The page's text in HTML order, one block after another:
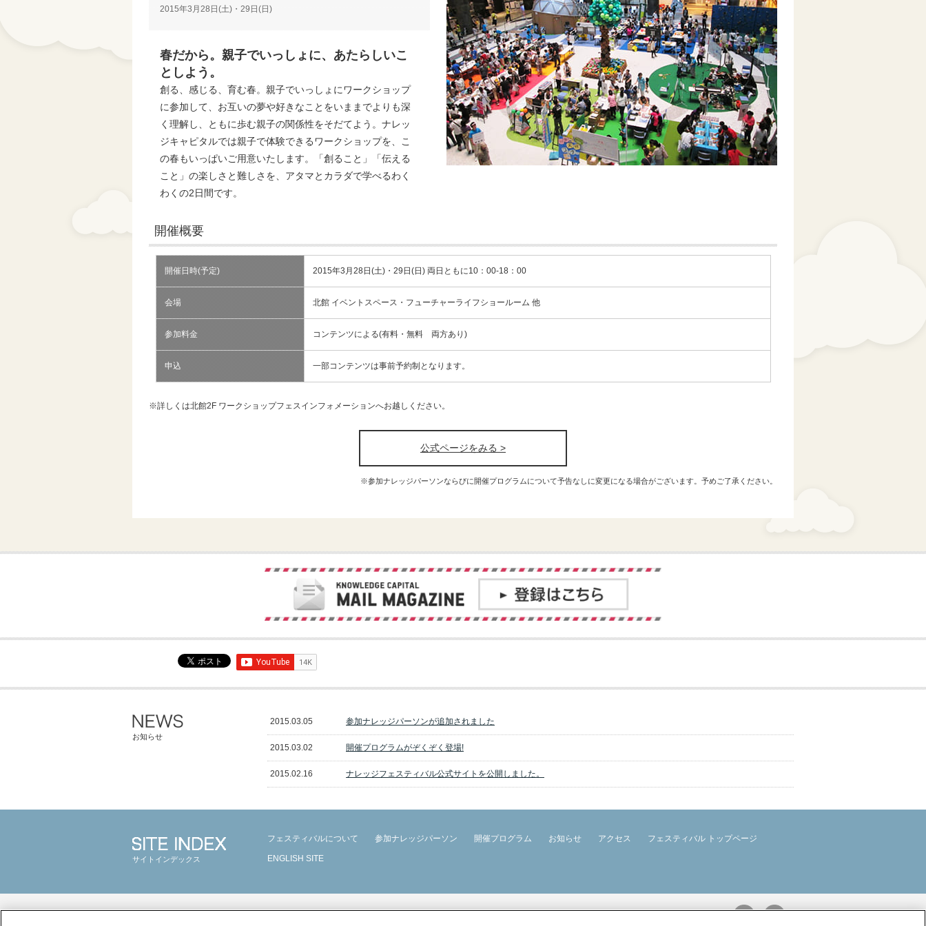
2015年3月28日(土)・29日(日)
春だから。親子でいっしょに、あたらしいこ
としよう。
創る、感じる、育む春。親子でいっしょにワークショップ
に参加して、お互いの夢や好きなことをいままでよりも深
く理解し、ともに歩む親子の関係性をそだてよう。ナレッ
ジキャピタルでは親子で体験できるワークショップを、こ
の春もいっぱいご用意いたします。「創ること」「伝える
こと」の楽しさと難しさを、アタマとカラダで学べるわく
わくの2日間です。
開催概要
開催日時(予定) 2015年3月28日(土)・29日(日) 両日ともに10：00-18：00
会場 北館 イベントスペース・フューチャーライフショールーム 他
参加料金 コンテンツによる(有料・無料 両方あり)
申込 一部コンテンツは事前予約制となります。
※詳しくは北館2F ワークショップフェスインフォメーションへお越しください。
公式ページをみる >
※参加ナレッジパーソンならびに開催プログラムについて予告なしに変更になる場合がございます。予めご了承ください。
お知らせ
2015.03.05 参加ナレッジパーソンが追加されました
2015.03.02 開催プログラムがぞくぞく登場!
2015.02.16 ナレッジフェスティバル公式サイトを公開しました。
サイトインデックス
フェスティバルについて 参加ナレッジパーソン 開催プログラム お知らせ アクセス フェスティバル トップページ
ENGLISH SITE